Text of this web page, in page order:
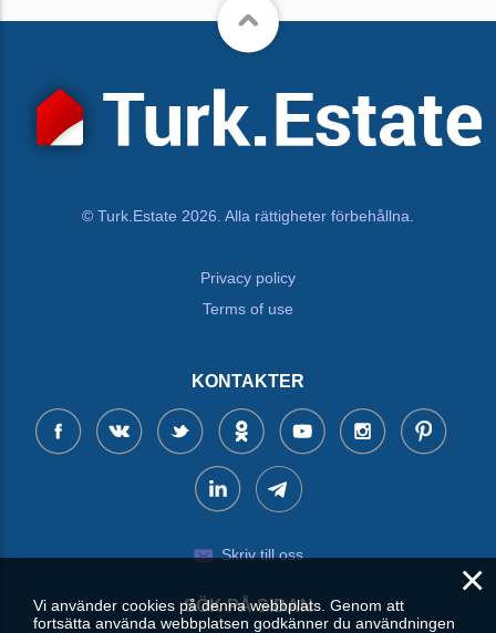
© Turk.Estate 2026. Alla rättigheter förbehållna.
Privacy policy
Terms of use
KONTAKTER
Skriv till oss
SÖK PÅ SIDAN
×
Vi använder cookies på denna webbplats. Genom att
fortsätta använda webbplatsen godkänner du användningen